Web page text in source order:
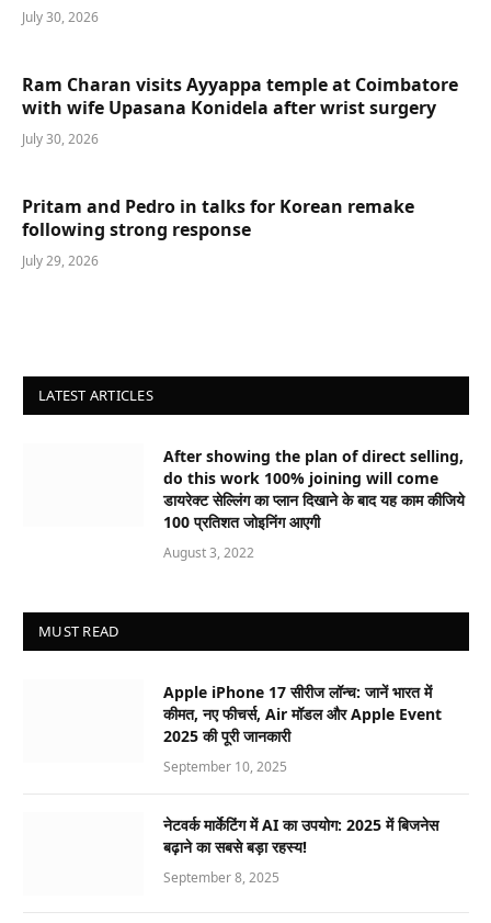
July 30, 2026
Ram Charan visits Ayyappa temple at Coimbatore
with wife Upasana Konidela after wrist surgery
July 30, 2026
Pritam and Pedro in talks for Korean remake
following strong response
July 29, 2026
LATEST ARTICLES
After showing the plan of direct selling,
do this work 100% joining will come
डायरेक्ट सेल्लिंग का प्लान दिखाने के बाद यह काम कीजिये
100 प्रतिशत जोइनिंग आएगी
August 3, 2022
MUST READ
Apple iPhone 17 सीरीज लॉन्च: जानें भारत में
कीमत, नए फीचर्स, Air मॉडल और Apple Event
2025 की पूरी जानकारी
September 10, 2025
नेटवर्क मार्केटिंग में AI का उपयोग: 2025 में बिजनेस
बढ़ाने का सबसे बड़ा रहस्य!
September 8, 2025